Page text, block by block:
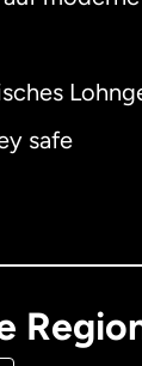
safe
English